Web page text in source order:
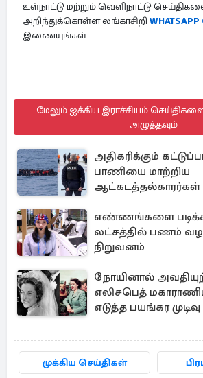
உள்நாட்டு மற்றும் வெளிநாட்டு
அறிந்துக்கொள்ள லங்காசிறி WHATSAPP
இணையுங்கள்
மேலும் ஐக்கிய இராச்சியம்
அழுத்தவும்
அதிகரிக்கும்
பாணியை மாற்றிய
ஆட்கடத்தல்காரர்கள்
எண்ணங்களை
லட்சத்தில் பணம்
நிறுவனம்
நோயினால்
எலிசபெத்
எடுத்த பயங்கர முடிவு
முக்கிய செய்திகள்